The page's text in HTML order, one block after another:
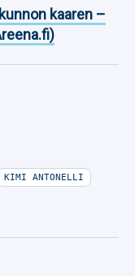
kaaren –
KIMI ANTONELLI